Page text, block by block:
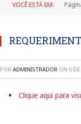
VOCÊ ESTÁ EM:
POR ADMINISTRADOR ON 6
Clique aqui para